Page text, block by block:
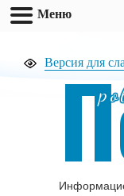
Версия для
П
Меню